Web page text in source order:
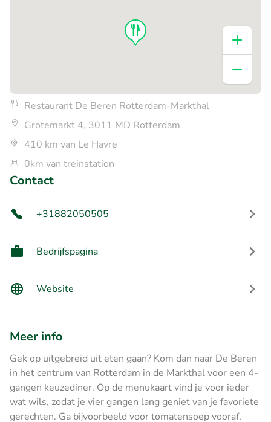
Restaurant De Beren Rotterdam-Markthal
Grotemarkt 4, 3011 MD Rotterdam
410 km van Le Havre
0km van treinstation
Contact
+31882050505
Bedrijfspagina
Website
Meer info
Gek op uitgebreid uit eten gaan? Kom dan naar De Beren
in het centrum van Rotterdam in de Markthal voor een 4-
gangen keuzediner. Op de menukaart vind je voor ieder
wat wils, zodat je vier gangen lang geniet van je favoriete
gerechten. Ga bijvoorbeeld voor tomatensoep vooraf,